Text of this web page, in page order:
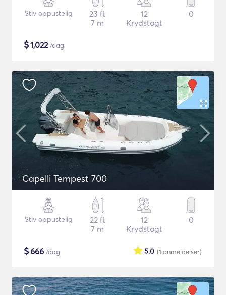
Stiv oppustelig
23 ft
7 m
12
Krydstogt
0
$1,022/dag
Capelli Tempest 700
Stiv oppustelig
22 ft
7 m
12
Krydstogt
0
$666 /dag (1 anmeldelser)
5.0